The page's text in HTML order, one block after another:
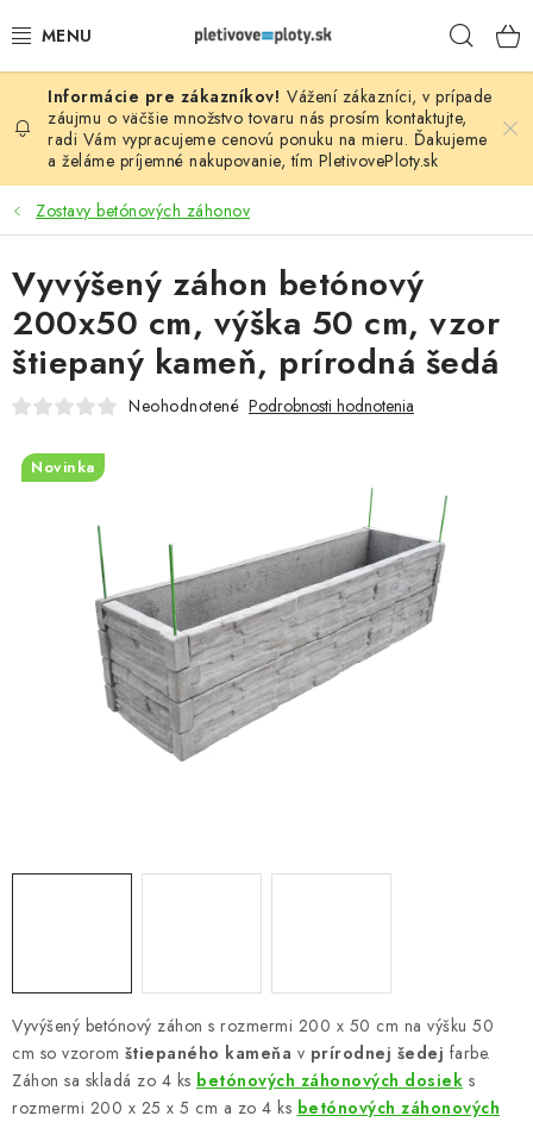
na
PLOTOVÉ PANELY
PLETIVO
STĹPIKY
PODHRABOVÉ DOSKY
BRÁNY A BRÁNKY
GABIÓNY (PLOTY, KOŠE)
PRÍSLUŠENSTVO
VYVÝŠENÉ ZÁHONY
KOMPOSTÉRY
BETÓNOVÉ PLOTY
AKCIA - MIERNE POŠKODENÝ TOVAR
Vážení zákazníci, v prípade
záujmu o väčšie množstvo tovaru nás prosím kontaktujte,
radi Vám vypracujeme cenovú ponuku na mieru. Ďakujeme
a želáme príjemné nakupovanie, tím PletivovePloty.sk
Zostavy betónových záhonov
Vyvýšený betónový záhon s rozmermi 200 x 50 cm na výšku 50
cm so vzorom štiepaného kameňa v prírodnej šedej farbe.
Záhon sa skladá zo 4 ks betónových záhonových dosiek s
rozmermi 200 x 25 x 5 cm a zo 4 ks betónových záhonových
Vyvýšený záhon betónový
200x50 cm, výška 50 cm, vzor
štiepaný kameň, prírodná šedá
Neohodnotené Podrobnosti hodnotenia
Novinka